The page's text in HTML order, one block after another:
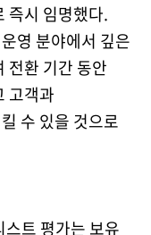
즉시 임명했다.
영 분야에서 깊은
전환 기간 동안
고객과
수 있을 것으로
트 평가는 보유